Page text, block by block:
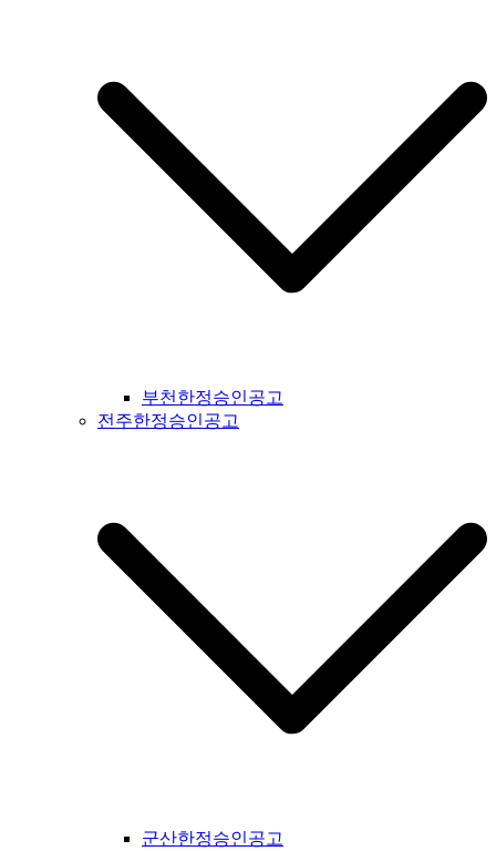
공고 #경남일간지공고 #거창군일간지공고 #합천군일간지공고
#창녕군일간지공고 #밀양시일간지공고 #김해시일간지공고 #
창원시일간지공고 #의령군일간지공고 #진주시일간지공고 #하
동군일간지공고 #사천시일간지공고 #고성군일간지공고 #거제
시일간지공고 #통영군일간지공고 #남해군일간지공고 #제주도
일간지공고 #서귀포시일간지공고
부천한정승인공고
전주한정승인공고
군산한정승인공고